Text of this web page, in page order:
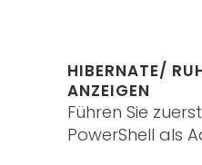
HIBERNATE/
ANZEIGEN
Führen Sie
PowerShell als